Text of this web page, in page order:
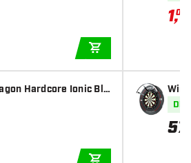
Hardcore Ionic Blu
1,09
er
57